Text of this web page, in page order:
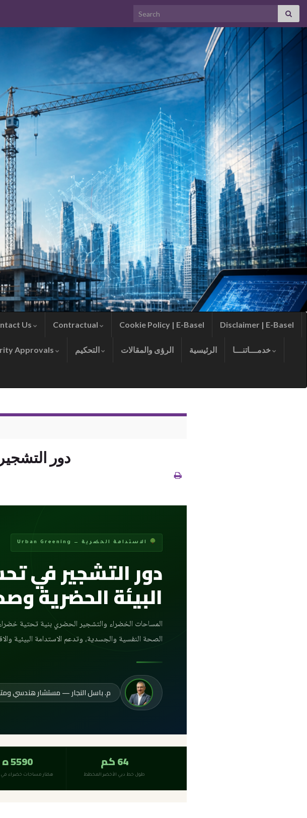
Search for:
Us Contractual Cookie Policy | E-Basel Disclaimer | E-Basel
Approvals الرؤى والمقالات الرئيسية
دور
الاستدامة الحضرية — Urban Greening
دور التشجير في
البيئة الحضرية
المساحات الخضراء والتشجير الحضري بنية تحتية
الصحة النفسية والجسدية، وتدعم الاستدامة البيئية
م. باسل النجار — مستشار هندسي
64 كم
طول خط دبي الأخضر المخطط
5590 ه
هكتار مساحات خضراء في دبي